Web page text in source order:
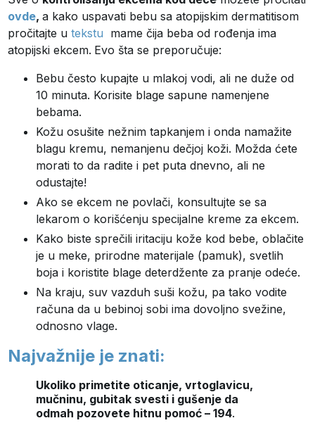
ovde,a kako uspavati bebu sa atopijskim dermatitisom
pročitajte utekstu mame čija beba od rođenja ima
atopijski ekcem. Evo šta se preporučuje:
Bebu često kupajte u mlakoj vodi, ali ne duže od
10 minuta. Korisite blage sapune namenjene
bebama.
Kožu osušite nežnim tapkanjem i onda namažite
blagu kremu, nemanjenu dečjoj koži. Možda ćete
morati to da radite i pet puta dnevno, ali ne
odustajte!
Ako se ekcem ne povlači, konsultujte se sa
lekarom o korišćenju specijalne kreme za ekcem.
Kako biste sprečili iritaciju kože kod bebe, oblačite
je u meke, prirodne materijale (pamuk), svetlih
boja i koristite blage deterdžente za pranje odeće.
Na kraju, suv vazduh suši kožu, pa tako vodite
računa da u bebinoj sobi ima dovoljno svežine,
odnosno vlage.
Najvažnije je znati:
Ukoliko primetite oticanje, vrtoglavicu,
mučninu, gubitak svesti i gušenje da
odmah pozovete hitnu pomoć – 194.